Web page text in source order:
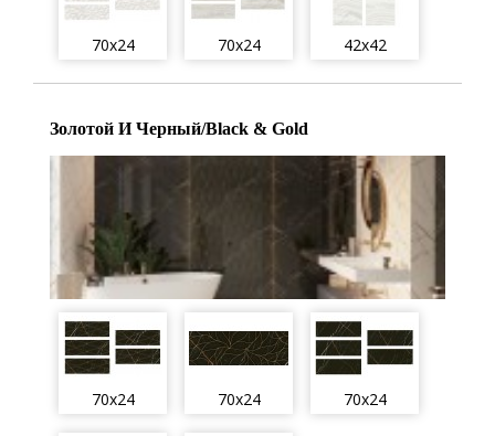
70x24 70x24 42x42
Золотой И Черный/Black & Gold
70x24 70x24 70x24